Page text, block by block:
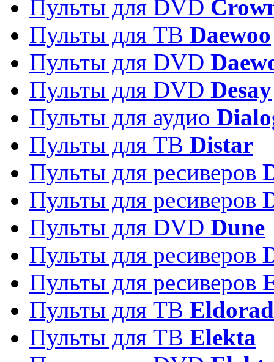
Пульты для DVD
Пульты для ТВ Daewoo
Пульты для DVD
Пульты для DVD Desay
Пульты для аудио
Пульты для ТВ Distar
Пульты для ресиверов
Пульты для ресиверов
Пульты для DVD Dune
Пульты для ресиверов
Пульты для ресиверов
Пульты для ТВ
Пульты для ТВ Elekta